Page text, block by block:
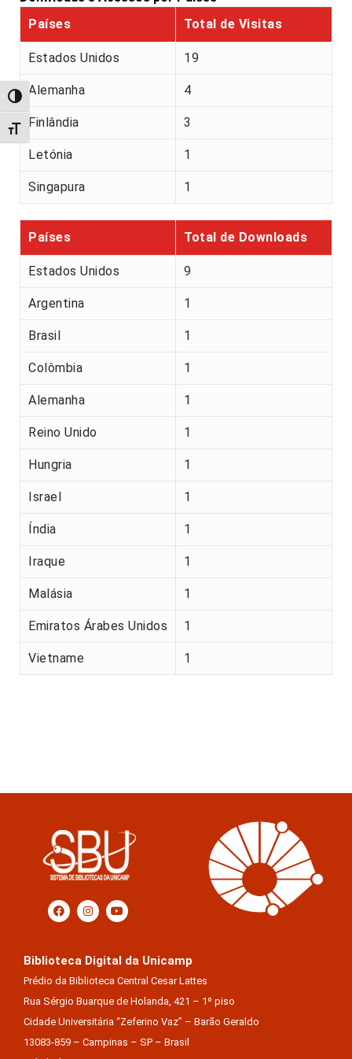
Alternar alto contraste
Alternar tamanho da fonte
Países
Total de Visitas
Estados Unidos 19
Alemanha 4
Finlândia 3
Letónia 1
Singapura 1
Países Total de Downloads
Estados Unidos 9
Argentina 1
Brasil 1
Colômbia 1
Alemanha 1
Reino Unido 1
Hungria 1
Israel 1
Índia 1
Iraque 1
Malásia 1
Emiratos Árabes Unidos 1
Vietname 1
Biblioteca Digital da Unicamp
Prédio da Biblioteca Central Cesar Lattes
Rua Sérgio Buarque de Holanda, 421 – 1º piso
Cidade Universitária “Zeferino Vaz” – Barão Geraldo
13083-859 – Campinas – SP – Brasil